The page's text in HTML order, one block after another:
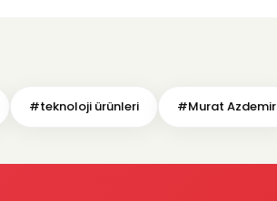
#teknoloji ürünleri #Murat Azdemir